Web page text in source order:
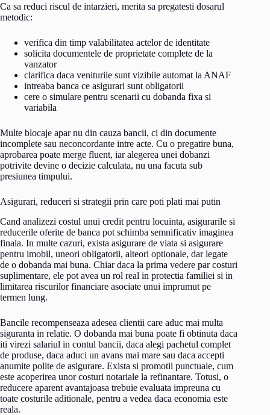
Ca sa reduci riscul de intarzieri, merita sa pregatesti dosarul
metodic:
verifica din timp valabilitatea actelor de identitate
solicita documentele de proprietate complete de la
vanzator
clarifica daca veniturile sunt vizibile automat la ANAF
intreaba banca ce asigurari sunt obligatorii
cere o simulare pentru scenarii cu dobanda fixa si
variabila
Multe blocaje apar nu din cauza bancii, ci din documente
incomplete sau neconcordante intre acte. Cu o pregatire buna,
aprobarea poate merge fluent, iar alegerea unei dobanzi
potrivite devine o decizie calculata, nu una facuta sub
presiunea timpului.
Asigurari, reduceri si strategii prin care poti plati mai putin
Cand analizezi costul unui credit pentru locuinta, asigurarile si
reducerile oferite de banca pot schimba semnificativ imaginea
finala. In multe cazuri, exista asigurare de viata si asigurare
pentru imobil, uneori obligatorii, alteori optionale, dar legate
de o dobanda mai buna. Chiar daca la prima vedere par costuri
suplimentare, ele pot avea un rol real in protectia familiei si in
limitarea riscurilor financiare asociate unui imprumut pe
termen lung.
Bancile recompenseaza adesea clientii care aduc mai multa
siguranta in relatie. O dobanda mai buna poate fi obtinuta daca
iti virezi salariul in contul bancii, daca alegi pachetul complet
de produse, daca aduci un avans mai mare sau daca accepti
anumite polite de asigurare. Exista si promotii punctuale, cum
este acoperirea unor costuri notariale la refinantare. Totusi, o
reducere aparent avantajoasa trebuie evaluata impreuna cu
toate costurile aditionale, pentru a vedea daca economia este
reala.